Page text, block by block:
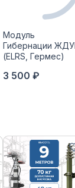
Модуль
Гибернации
(ELRS, Гермес)
3 500 ₽